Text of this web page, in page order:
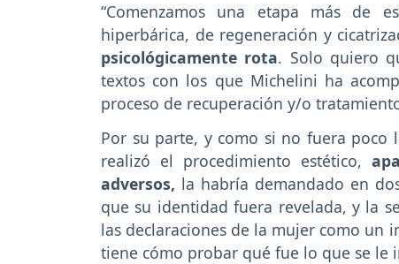
“Comenzamos una etapa más de
hiperbárica, de regeneración y
psicológicamente rota. Solo quiero
textos con los que Michelini ha
proceso de recuperación y/o
Por su parte, y como si no fuera poco
realizó el procedimiento estético,
adversos, la habría demandado en
que su identidad fuera revelada, y la
las declaraciones de la mujer como un
tiene cómo probar qué fue lo que se le